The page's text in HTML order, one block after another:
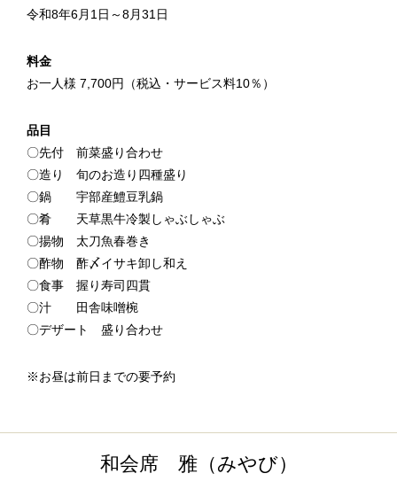
令和8年6月1日～8月31日
料金
お一人様 7,700円（税込・サービス料10％）
品目
〇先付 前菜盛り合わせ
〇造り 旬のお造り四種盛り
〇鍋 宇部産鱧豆乳鍋
〇肴 天草黒牛冷製しゃぶしゃぶ
〇揚物 太刀魚春巻き
〇酢物 酢〆イサキ卸し和え
〇食事 握り寿司四貫
〇汁 田舎味噌椀
〇デザート 盛り合わせ
※お昼は前日までの要予約
和会席 雅（みやび）